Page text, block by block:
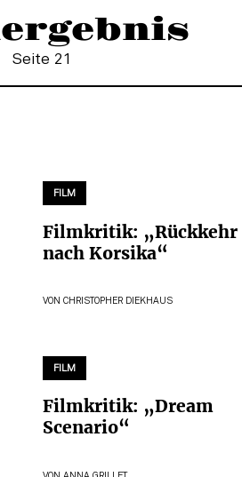
Seite 21
FILM
Filmkritik: „Rückkehr
nach Korsika“
VON CHRISTOPHER DIEKHAUS
FILM
Filmkritik: „Dream
Scenario“